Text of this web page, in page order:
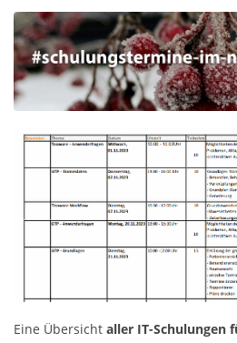
Eine Übersicht aller IT-Schulungen